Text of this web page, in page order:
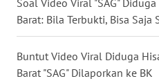
Soal Video Viral "SAG"
Barat: Bila Terbukti, Bisa Saja
Buntut Video Viral Diduga
Barat "SAG" Dilaporkan ke BK
BALI
KALBAR